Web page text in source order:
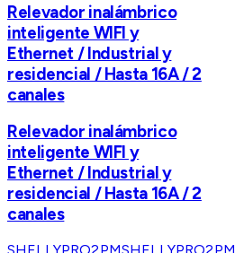
Relevador inalámbrico
inteligente WIFI y
Ethernet / Industrial y
residencial / Hasta 16A / 2
canales
Relevador inalámbrico
inteligente WIFI y
Ethernet / Industrial y
residencial / Hasta 16A / 2
canales